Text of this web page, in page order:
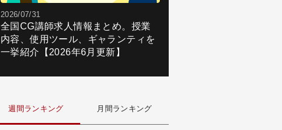
2026/07/31
全国CG講師求人情報まとめ。授業
内容、使用ツール、ギャランティを
一挙紹介【2026年6月更新】
週間ランキング 月間ランキング